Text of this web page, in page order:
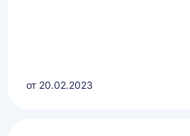
от 20.02.2023